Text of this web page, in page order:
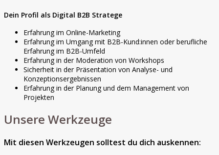
Dein Profil als Digital B2B Stratege
Erfahrung im Online-Marketing
Erfahrung im Umgang mit B2B-Kund:innen oder berufliche
Erfahrung im B2B-Umfeld
Erfahrung in der Moderation von Workshops
Sicherheit in der Präsentation von Analyse- und
Konzeptionsergebnissen
Erfahrung in der Planung und dem Management von
Projekten
Unsere Werkzeuge
Mit diesen Werkzeugen solltest du dich auskennen: